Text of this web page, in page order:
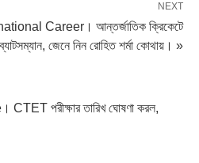
NEXT
Career। আন্তর্জাতিক ক্রিকেটে
জেনে নিন রোহিত শর্মা কোথায়। »
পরীক্ষার তারিখ ঘোষণা করল,